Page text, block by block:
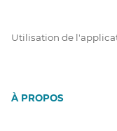
Utilisation de
À PROPOS